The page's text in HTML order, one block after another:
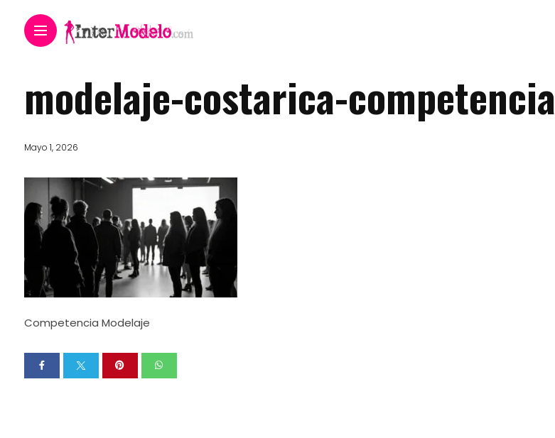
modelaje-costarica-competencia
Mayo 1, 2026
Competencia Modelaje